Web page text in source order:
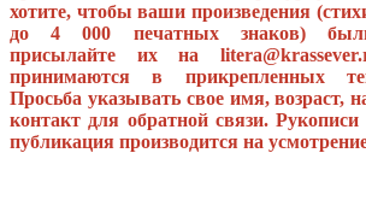
хотите, чтобы ваши произведения
до 4 000 печатных знаков)
присылайте их на
принимаются в прикрепленных
Просьба указывать свое имя, возраст,
контакт для обратной связи. Рукописи
публикация производится на